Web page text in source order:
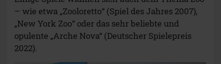
– wie etwa „Zooloretto“ (Spiel des Jahres 2007),
„New York Zoo“ oder das sehr beliebte und
opulente „Arche Nova“ (Deutscher Spielepreis
2022).